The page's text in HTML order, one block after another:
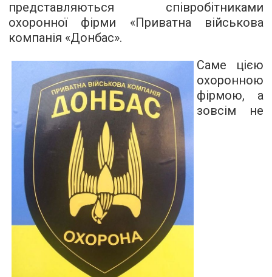
представляються співробітниками
охоронної фірми «Приватна військова
компанія «Донбас».
Саме цією
охоронною
фірмою, а
зовсім не